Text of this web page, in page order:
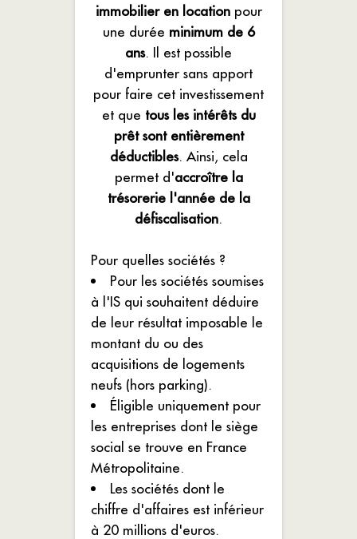
immobilier en locationpour
une durée minimum de 6
ans. Il est possible
d'emprunter sans apport
pour faire cet investissement
et que tous les intérêts du
prêt sont entièrement
déductibles. Ainsi, cela
permet d'accroître la
trésorerie l'année de la
défiscalisation.
Pour quelles sociétés ?
Pour les sociétés soumises
à l'IS qui souhaitent déduire
de leur résultat imposable le
montant du ou des
acquisitions de logements
neufs (hors parking).
Éligible uniquement pour
les entreprises dont le siège
social se trouve en France
Métropolitaine.
Les sociétés dont le
chiffre d'affaires est inférieur
à 20 millions d'euros.